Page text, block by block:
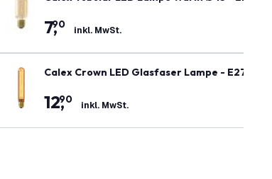
7,
90 inkl. MwSt.
Calex Crown LED Glasfaser Lampe - E27 -
12,
90 inkl. MwSt.